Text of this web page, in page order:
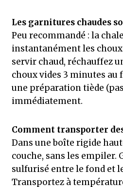
Les garnitures chaudes
Peu recommandé : la
instantanément les
servir chaud, réchauffez
choux vides 3 minutes au
une préparation tiède
immédiatement.
Comment transporter
Dans une boîte rigide
couche, sans les empiler.
sulfurisé entre le fond et
Transportez à